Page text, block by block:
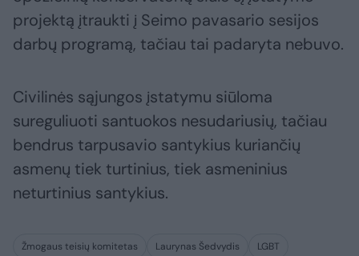
projektą įtraukti į Seimo pavasario sesijos
darbų programą, tačiau tai padaryta nebuvo.
Civilinės sąjungos įstatymu siūloma
sureguliuoti santuokos nesudariusių, tačiau
bendrus tarpusavio santykius kuriančių
asmenų tiek turtinius, tiek asmeninius
neturtinius santykius.
Žmogaus teisių komitetas Laurynas Šedvydis
LGBT